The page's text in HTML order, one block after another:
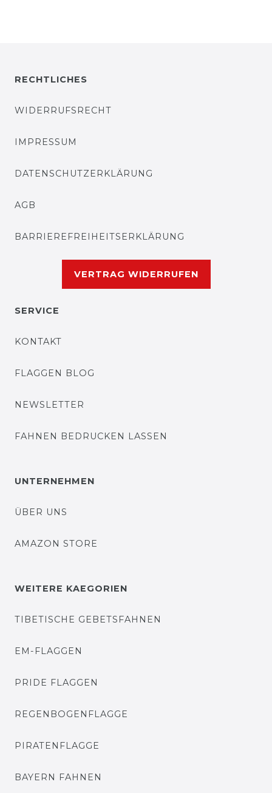
RECHTLICHES
WIDERRUFSRECHT
IMPRESSUM
DATENSCHUTZERKLÄRUNG
AGB
BARRIEREFREIHEITSERKLÄRUNG
VERTRAG WIDERRUFEN
SERVICE
KONTAKT
FLAGGEN BLOG
NEWSLETTER
FAHNEN BEDRUCKEN LASSEN
UNTERNEHMEN
ÜBER UNS
AMAZON STORE
WEITERE KAEGORIEN
TIBETISCHE GEBETSFAHNEN
EM-FLAGGEN
PRIDE FLAGGEN
REGENBOGENFLAGGE
PIRATENFLAGGE
BAYERN FAHNEN